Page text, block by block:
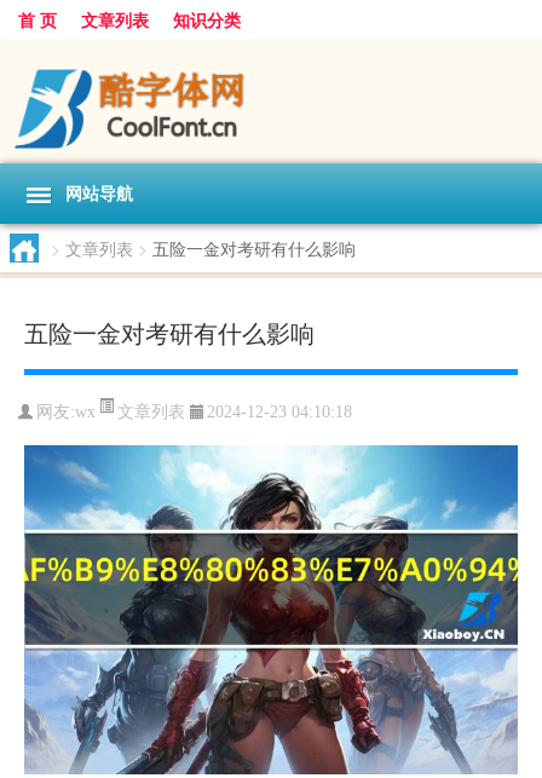
首 页 文章列表 知识分类
网站导航
> 文章列表 > 五险一金对考研有什么影响
五险一金对考研有什么影响
网友:wx 文章列表 2024-12-23 04:10:18